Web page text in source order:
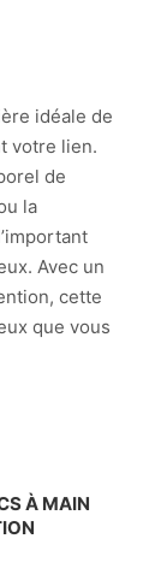
idéale de
votre lien.
de
la
Avec un
cette
que vous
À MAIN